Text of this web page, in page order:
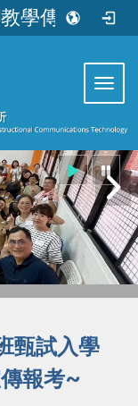
國立臺北教育大學-課程與教學傳播科技研究所
甄試入學
報考~